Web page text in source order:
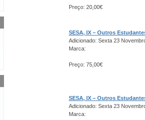
Preço: 20,00€
SESA, IX – Outros
Adicionado: Sexta 23
Marca:
Preço: 75,00€
SESA, IX – Outros
Adicionado: Sexta 23
Marca: